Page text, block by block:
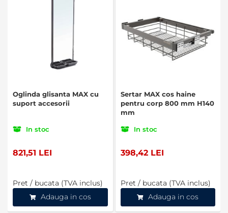
Oglinda glisanta MAX cu
suport accesorii
In stoc
821,51 LEI
Pret / bucata (TVA inclus)
Adauga in cos
Sertar MAX cos haine
pentru corp 800 mm H140
mm
In stoc
398,42 LEI
Pret / bucata (TVA inclus)
Adauga in cos